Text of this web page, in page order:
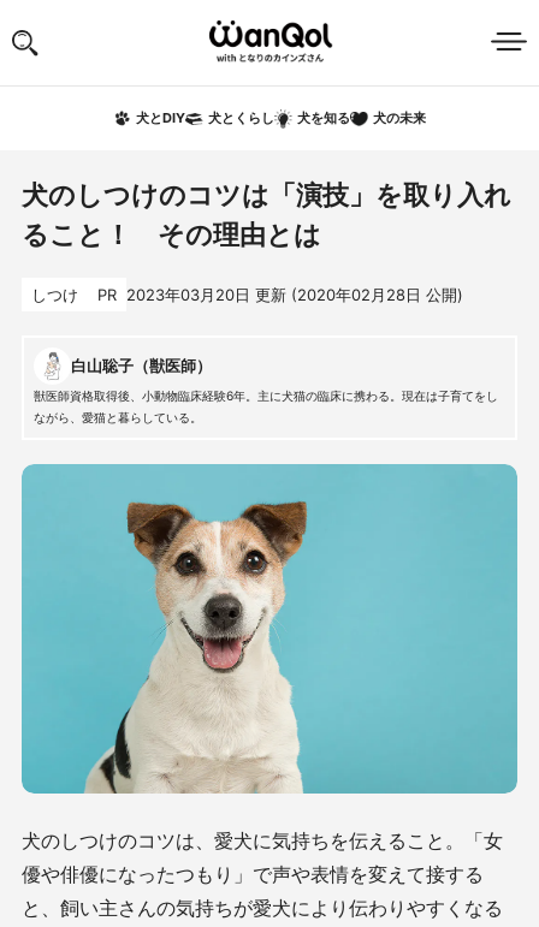
犬とDIY 犬とくらし 犬を知る 犬の未来
犬のしつけのコツは「演技」を取り入れ
ること！ その理由とは
しつけ PR 2023年03月20日 更新 (2020年02月28日 公開)
白山聡子（獣医師）
獣医師資格取得後、小動物臨床経験6年。主に犬猫の臨床に携わる。現在は子育てをし
ながら、愛猫と暮らしている。
犬のしつけのコツは、愛犬に気持ちを伝えること。「女
優や俳優になったつもり」で声や表情を変えて接する
と、飼い主さんの気持ちが愛犬により伝わりやすくなる